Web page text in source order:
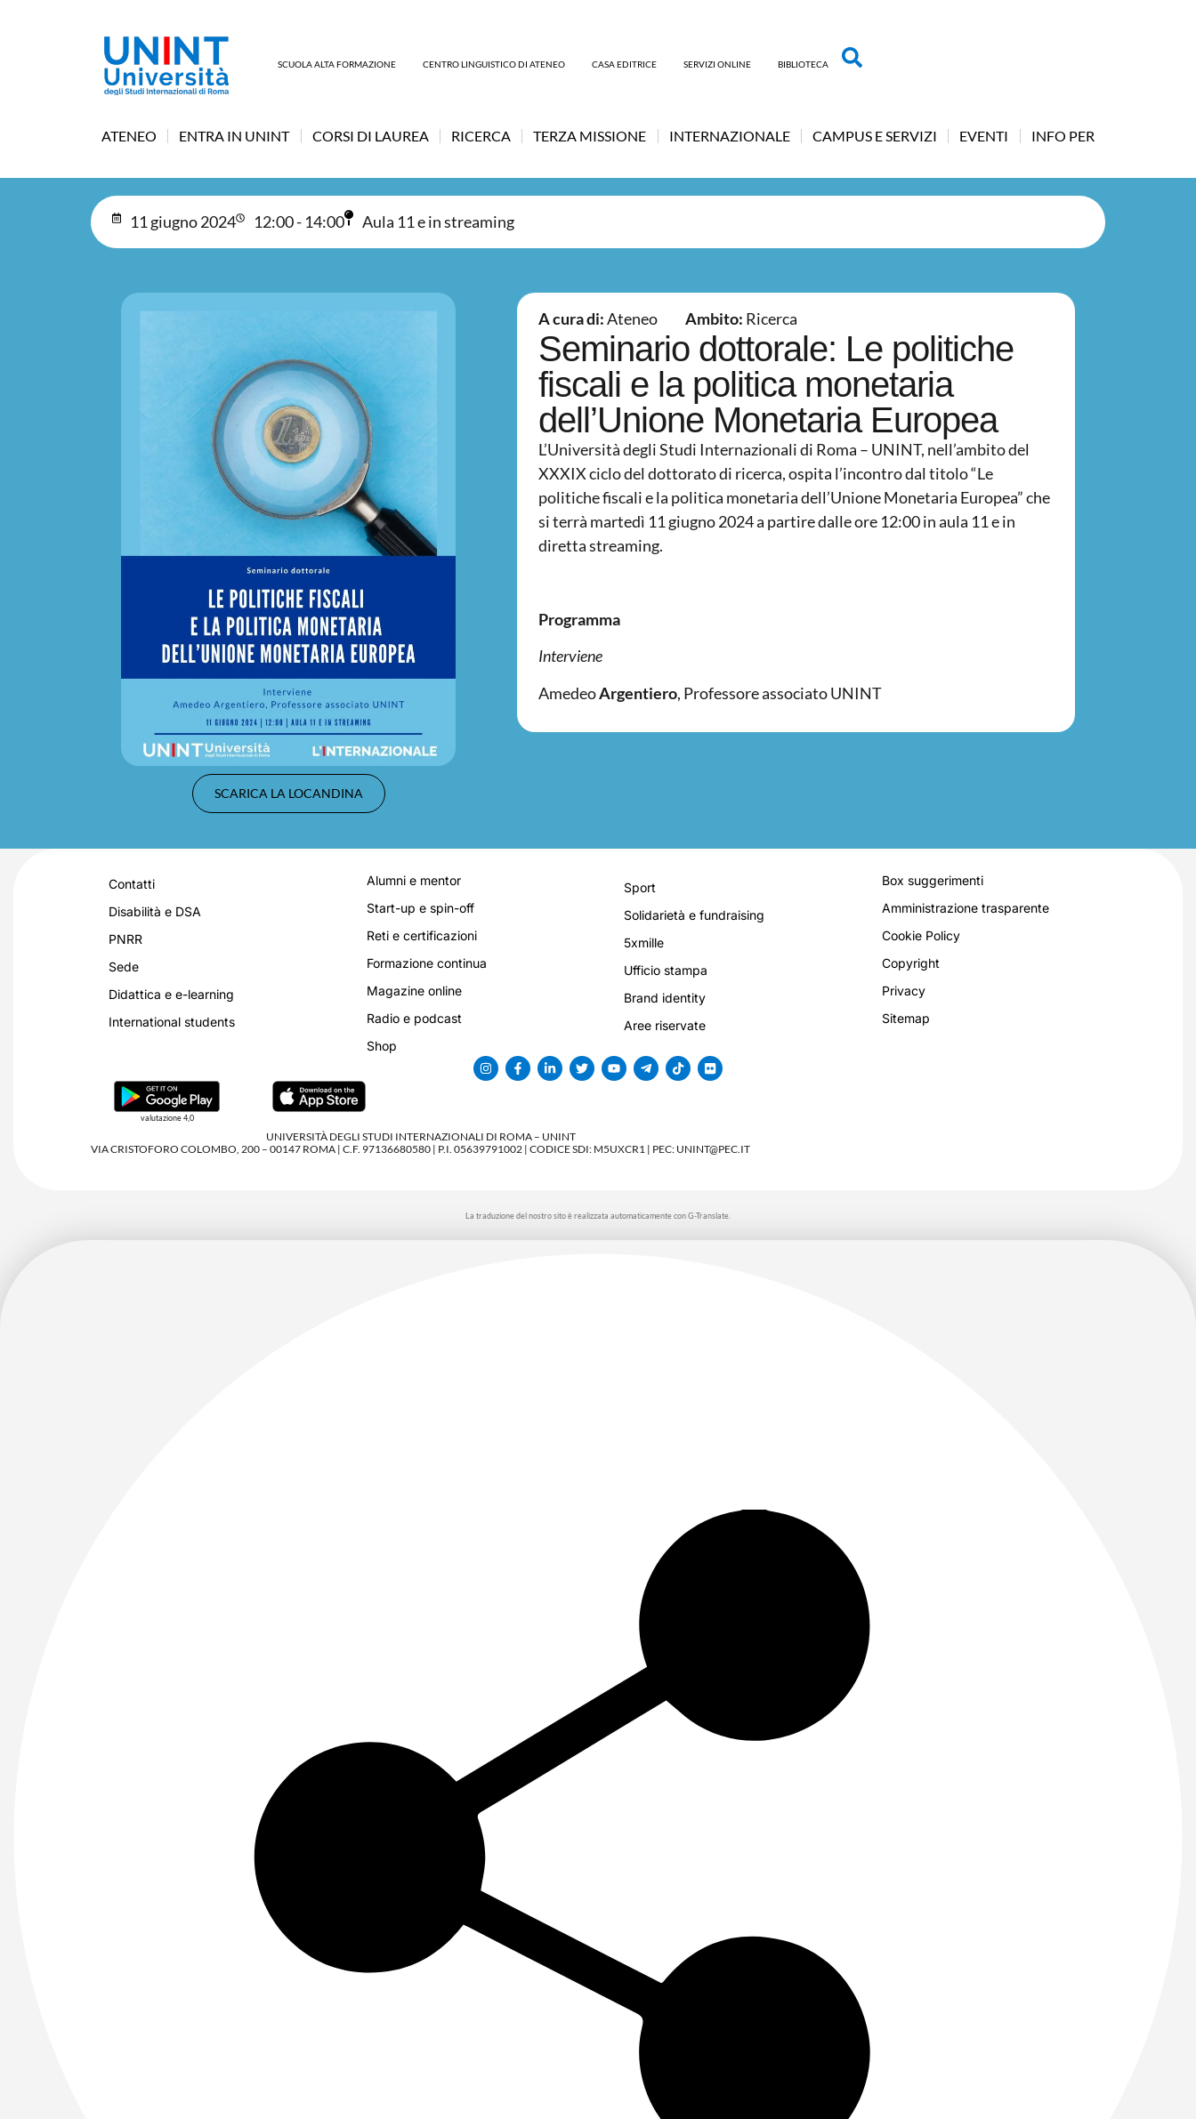
SCUOLA ALTA FORMAZIONE CENTRO LINGUISTICO DI ATENEO CASA EDITRICE SERVIZI ONLINE BIBLIOTECA
ATENEO ENTRA IN UNINT CORSI DI LAUREA RICERCA TERZA MISSIONE INTERNAZIONALE CAMPUS E SERVIZI EVENTI INFO PER
11 giugno 2024 12:00 - 14:00 Aula 11 e in streaming
SCARICA LA LOCANDINA
A cura di:Ateneo Ambito: Ricerca
Seminario dottorale: Le politiche
fiscali e la politica monetaria
dell’Unione Monetaria Europea
L’Università degli Studi Internazionali di Roma – UNINT, nell’ambito del
XXXIX ciclo del dottorato di ricerca, ospita l’incontro dal titolo “Le
politiche fiscali e la politica monetaria dell’Unione Monetaria Europea” che
si terrà martedì 11 giugno 2024 a partire dalle ore 12:00 in aula 11 e in
diretta streaming.
Programma
Interviene
AmedeoArgentiero, Professore associato UNINT
Contatti
Disabilità e DSA
PNRR
Sede
Didattica e e-learning
International students
Alumni e mentor
Start-up e spin-off
Reti e certificazioni
Formazione continua
Magazine online
Radio e podcast
Shop
Sport
Solidarietà e fundraising
5xmille
Ufficio stampa
Brand identity
Aree riservate
Box suggerimenti
Amministrazione trasparente
Cookie Policy
Copyright
Privacy
Sitemap
valutazione 4,0
UNIVERSITÀ DEGLI STUDI INTERNAZIONALI DI ROMA – UNINT
VIA CRISTOFORO COLOMBO, 200 – 00147 ROMA | C.F. 97136680580 | P.I. 05639791002 | CODICE SDI: M5UXCR1 | PEC: UNINT@PEC.IT
La traduzione del nostro sito è realizzata automaticamente con G-Translate.